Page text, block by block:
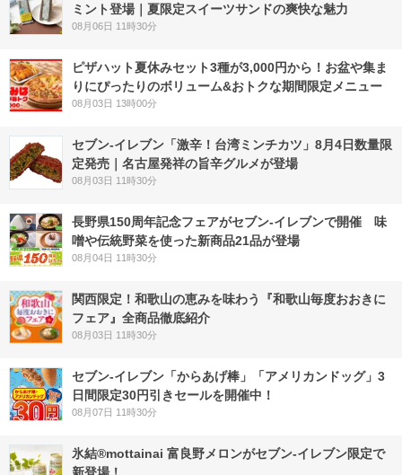
ミント登場｜夏限定スイーツサンドの爽快な魅力
08月06日 11時30分
ピザハット夏休みセット3種が3,000円から！お盆や集ま
りにぴったりのボリューム&おトクな期間限定メニュー
08月03日 13時00分
セブン-イレブン「激辛！台湾ミンチカツ」8月4日数量限
定発売｜名古屋発祥の旨辛グルメが登場
08月03日 11時30分
長野県150周年記念フェアがセブン-イレブンで開催 味
噌や伝統野菜を使った新商品21品が登場
08月04日 11時30分
関西限定！和歌山の恵みを味わう『和歌山毎度おおきに
フェア』全商品徹底紹介
08月03日 11時30分
セブン‐イレブン「からあげ棒」「アメリカンドッグ」3
日間限定30円引きセールを開催中！
08月07日 11時30分
氷結®mottainai 富良野メロンがセブン‐イレブン限定で
新登場！